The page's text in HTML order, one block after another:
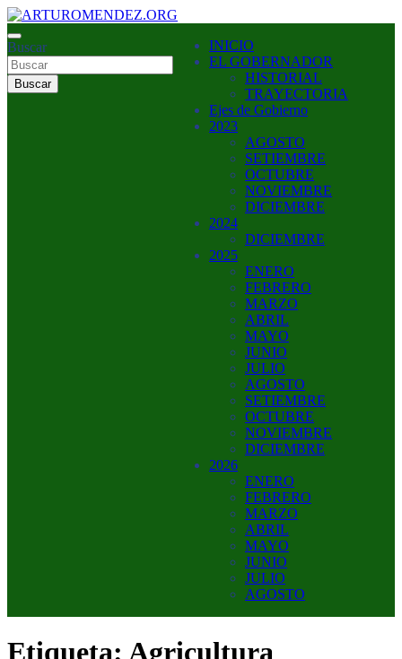
Saltar
al
contenido
ARTUROMENDEZ.ORG
ARTURO MENDEZ GOBERNADOR 2023
Buscar
Buscar
INICIO
EL GOBERNADOR
HISTORIAL
TRAYECTORIA
Ejes de Gobierno
2023
AGOSTO
SETIEMBRE
OCTUBRE
NOVIEMBRE
DICIEMBRE
2024
DICIEMBRE
2025
ENERO
FEBRERO
MARZO
ABRIL
MAYO
JUNIO
JULIO
AGOSTO
SETIEMBRE
OCTUBRE
NOVIEMBRE
DICIEMBRE
2026
ENERO
FEBRERO
MARZO
ABRIL
MAYO
JUNIO
JULIO
AGOSTO
Etiqueta: Agricultura